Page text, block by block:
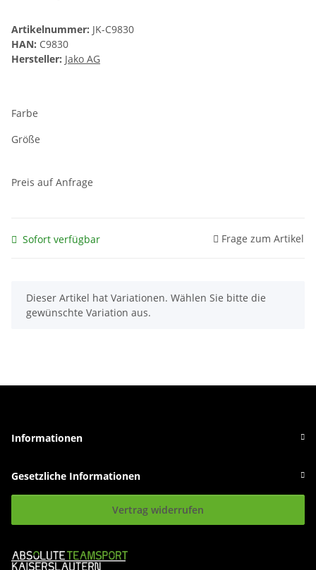
Artikelnummer: JK-C9830
HAN: C9830
Hersteller: Jako AG
Farbe
Größe
Preis auf Anfrage
Sofort verfügbar Frage zum Artikel
x
Dieser Artikel hat Variationen. Wählen Sie bitte die
gewünschte Variation aus.
Informationen
Gesetzliche Informationen
Vertrag widerrufen